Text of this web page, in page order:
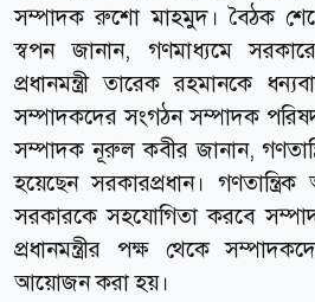
সম্পাদক রুশো মাহমুদ। বৈঠক শেষে
স্বপন জানান, গণমাধ্যমে
প্রধানমন্ত্রী তারেক রহমানকে
সম্পাদকদের সংগঠন সম্পাদক
সম্পাদক নূরুল কবীর জানান,
হয়েছেন সরকারপ্রধান।
সরকারকে সহযোগিতা করবে
প্রধানমন্ত্রীর পক্ষ থেকে
আয়োজন করা হয়।